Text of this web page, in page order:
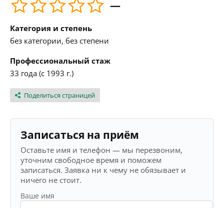
—
Категория и степень
без категории, без степени
Профессиональный стаж
33 года (с 1993 г.)
Поделиться страницей
Записаться на приём
Оставьте имя и телефон — мы перезвоним,
уточним свободное время и поможем
записаться. Заявка ни к чему не обязывает и
ничего не стоит.
Ваше имя